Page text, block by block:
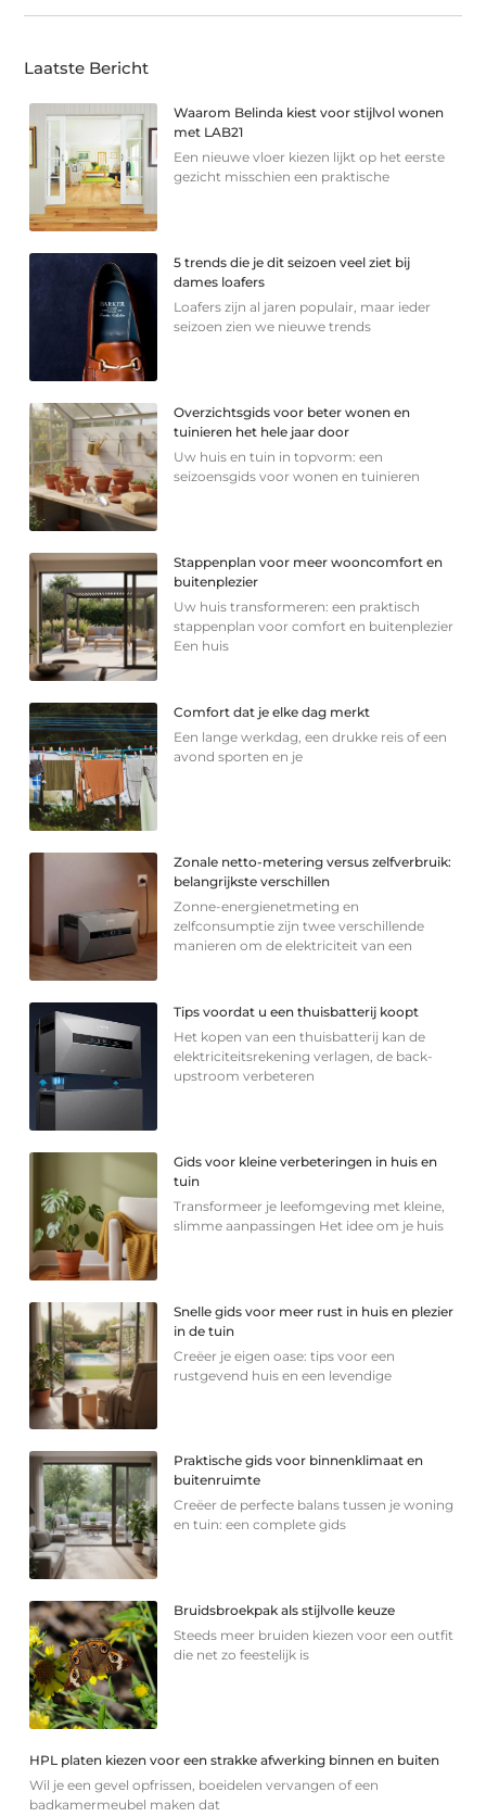
Laatste Bericht
Waarom Belinda kiest voor stijlvol wonen
met LAB21
Een nieuwe vloer kiezen lijkt op het eerste
gezicht misschien een praktische
5 trends die je dit seizoen veel ziet bij
dames loafers
Loafers zijn al jaren populair, maar ieder
seizoen zien we nieuwe trends
Overzichtsgids voor beter wonen en
tuinieren het hele jaar door
Uw huis en tuin in topvorm: een
seizoensgids voor wonen en tuinieren
Stappenplan voor meer wooncomfort en
buitenplezier
Uw huis transformeren: een praktisch
stappenplan voor comfort en buitenplezier
Een huis
Comfort dat je elke dag merkt
Een lange werkdag, een drukke reis of een
avond sporten en je
Zonale netto-metering versus zelfverbruik:
belangrijkste verschillen
Zonne-energienetmeting en
zelfconsumptie zijn twee verschillende
manieren om de elektriciteit van een
Tips voordat u een thuisbatterij koopt
Het kopen van een thuisbatterij kan de
elektriciteitsrekening verlagen, de back-
upstroom verbeteren
Gids voor kleine verbeteringen in huis en
tuin
Transformeer je leefomgeving met kleine,
slimme aanpassingen Het idee om je huis
Snelle gids voor meer rust in huis en plezier
in de tuin
Creëer je eigen oase: tips voor een
rustgevend huis en een levendige
Praktische gids voor binnenklimaat en
buitenruimte
Creëer de perfecte balans tussen je woning
en tuin: een complete gids
Bruidsbroekpak als stijlvolle keuze
Steeds meer bruiden kiezen voor een outfit
die net zo feestelijk is
HPL platen kiezen voor een strakke afwerking binnen en buiten
Wil je een gevel opfrissen, boeidelen vervangen of een
badkamermeubel maken dat